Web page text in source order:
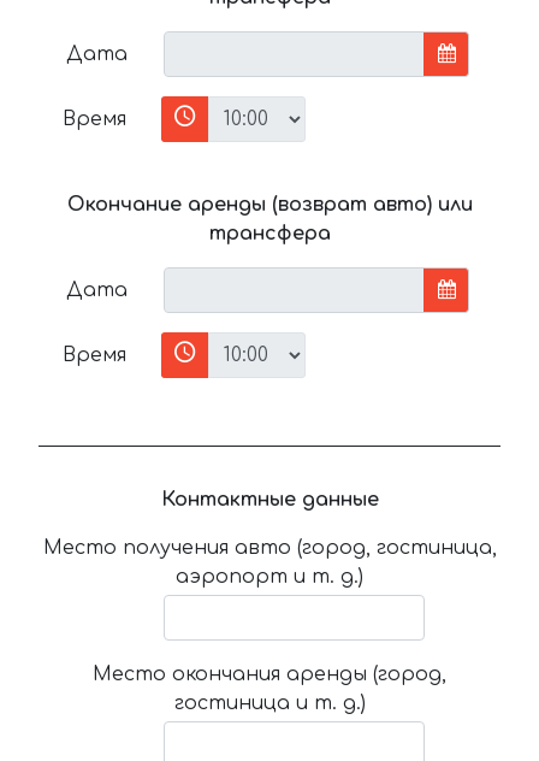
Дата
Время
Окончание аренды (возврат авто) или
трансфера
Дата
Время
Контактные данные
Место получения авто (город, гостиница,
аэропорт и т. д.)
Место окончания аренды (город,
гостиница и т. д.)